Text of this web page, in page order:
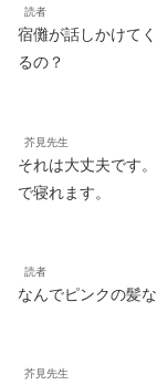
読者
宿儺が話しかけて
るの？
芥見先生
それは大丈夫です
で寝れます。
読者
なんでピンクの髪
芥見先生